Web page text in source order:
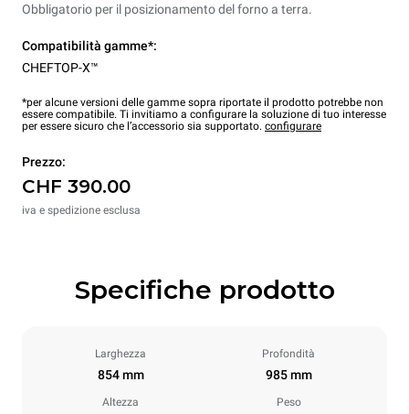
Obbligatorio per il posizionamento del forno a terra.
Compatibilità gamme*:
CHEFTOP-X™
*per alcune versioni delle gamme sopra riportate il prodotto potrebbe non
essere compatibile. Ti invitiamo a configurare la soluzione di tuo interesse
per essere sicuro che l’accessorio sia supportato. configurare
Prezzo:
CHF 390.00
iva e spedizione esclusa
Specifiche prodotto
Larghezza
854 mm
Profondità
985 mm
Altezza Peso